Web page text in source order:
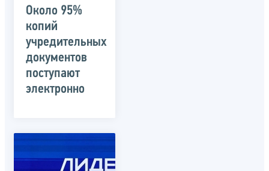
Около 95%
копий
учредительных
документов
поступают
электронно